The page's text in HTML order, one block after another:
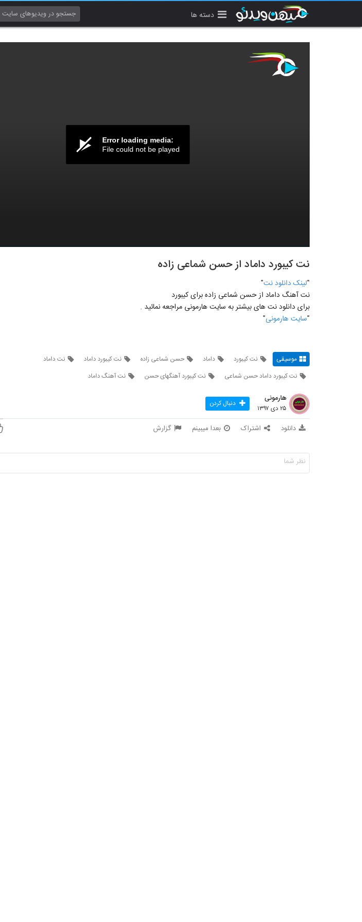
دسته ها
Error loading media:
File could not be played
نت کیبورد داماد از حسن شماعی زاده
"لينک دانلود نت"
نت آهنگ داماد از حسن شماعی زاده برای کیبورد
برای دانلود نت های بيشتر به سايت هارمونی مراجعه نمائيد .
"سايت هارمونی"
موسیقی نت کیبورد داماد حسن شماعی زاده نت کیبورد داماد
نت داماد
نت کیبورد داماد حسن شماعی
نت کیبورد آهنگهای حسن نت آهنگ داماد
هارمونی
۲۵ دی ۱۳۹۷ دنبال کردن
دانلود اشتراک بعدا میبینم گزارش